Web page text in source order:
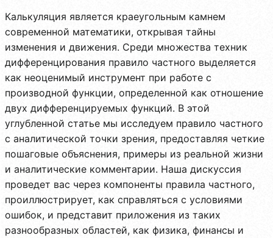
Калькуляция является краеугольным камнем
современной математики, открывая тайны
изменения и движения. Среди множества техник
дифференцирования правило частного выделяется
как неоценимый инструмент при работе с
производной функции, определенной как отношение
двух дифференцируемых функций. В этой
углубленной статье мы исследуем правило частного
с аналитической точки зрения, предоставляя четкие
пошаговые объяснения, примеры из реальной жизни
и аналитические комментарии. Наша дискуссия
проведет вас через компоненты правила частного,
проиллюстрирует, как справляться с условиями
ошибок, и представит приложения из таких
разнообразных областей, как физика, финансы и